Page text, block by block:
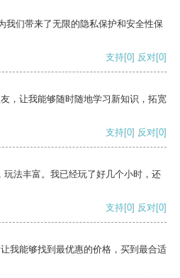
我们带来了无限的隐私保护和安全性保
支持[0] 反对[0]
，让我能够随时随地学习新知识，拓宽
支持[0] 反对[0]
法丰富。我已经玩了好几个小时，还
支持[0] 反对[0]
我能够找到最优惠的价格，买到最合适